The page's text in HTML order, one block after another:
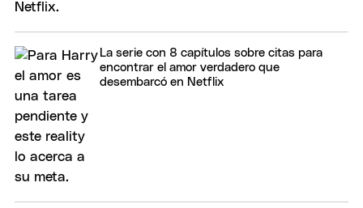
La serie con 8 capítulos sobre citas para
encontrar el amor verdadero que
desembarcó en Netflix